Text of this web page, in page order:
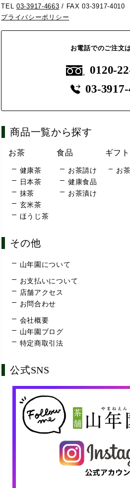
TEL03-3917-4663 / FAX 03-3917-4010
プライバシーポリシー
お電話でのご注文
0120-
03-
商品一覧から探す
お茶
健康茶
日本茶
抹茶
玄米茶
ほうじ茶
食品
お茶請け
健康食品
お茶漬け
ギフト
お
その他
山年園について
お支払いについて
店舗アクセス
お問合わせ
会社概要
山年園ブログ
特定商取引法
公式SNS